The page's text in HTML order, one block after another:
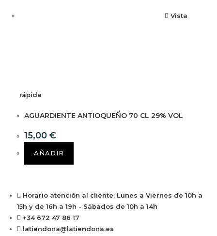
Vista
rápida
AGUARDIENTE ANTIOQUEÑO 70 CL 29% VOL
15,00 €
AÑADIR
Horario atención al cliente: Lunes a Viernes de 10h a
15h y de 16h a 19h - Sábados de 10h a 14h
+34 672 47 86 17
latiendona@latiendona.es